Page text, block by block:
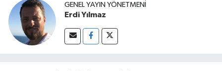
GENEL YAYIN YÖNETMENI
Erdi Yılmaz